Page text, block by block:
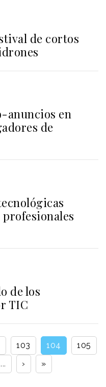
de cortos
anuncios en
de
de los
TIC
103 104
105
... › »